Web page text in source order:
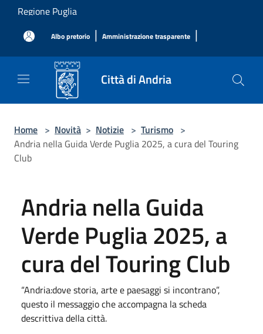
Salta al contenuto principale
Regione Puglia
Albo pretorio | Amministrazione trasparente |
Città di Andria
Home > Novità > Notizie > Turismo >
Andria nella Guida Verde Puglia 2025, a cura del Touring
Club
Andria nella Guida
Verde Puglia 2025, a
cura del Touring Club
“Andria:dove storia, arte e paesaggi si incontrano”,
questo il messaggio che accompagna la scheda
descrittiva della città.